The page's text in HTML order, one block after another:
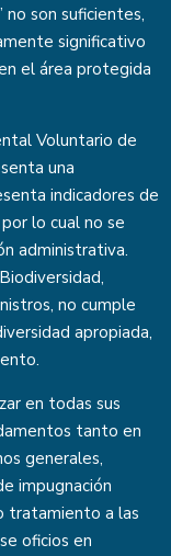
son suficientes,
significativo
el área protegida
Voluntario de
una
indicadores de
lo cual no se
administrativa.
no cumple
apropiada,
en todas sus
tanto en
generales,
impugnación
tratamiento a las
oficios en